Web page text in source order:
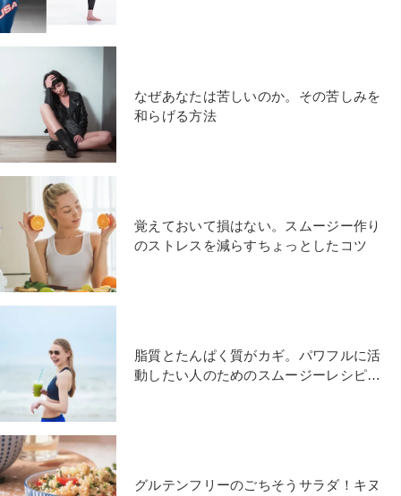
なぜあなたは苦しいのか。その苦しみを
和らげる方法
覚えておいて損はない。スムージー作り
のストレスを減らすちょっとしたコツ
脂質とたんぱく質がカギ。パワフルに活
動したい人のためのスムージーレシピ4
グルテンフリーのごちそうサラダ！キヌ